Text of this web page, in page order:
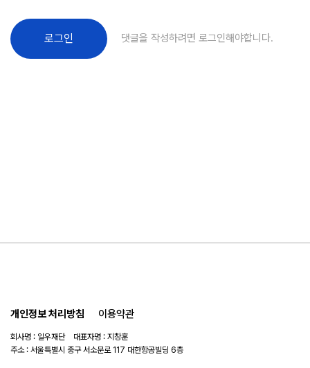
로그인 댓글을 작성하려면 로그인해야합니다.
개인정보 처리방침 이용약관
회사명 : 일우재단 대표자명 : 지창훈
주소 : 서울특별시 중구 서소문로 117 대한항공빌딩 6층